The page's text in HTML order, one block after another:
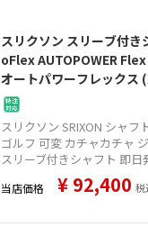
スリクソン スリーブ付
oFlex AUTOPOWER
オートパワーフレック
5／Z785／Z765／Z565)
スリクソン SRIXON シャフ
ゴルフ 可変 カチャカチャ
スリーブ付きシャフト 即
当店価格 ¥ 92,400 税